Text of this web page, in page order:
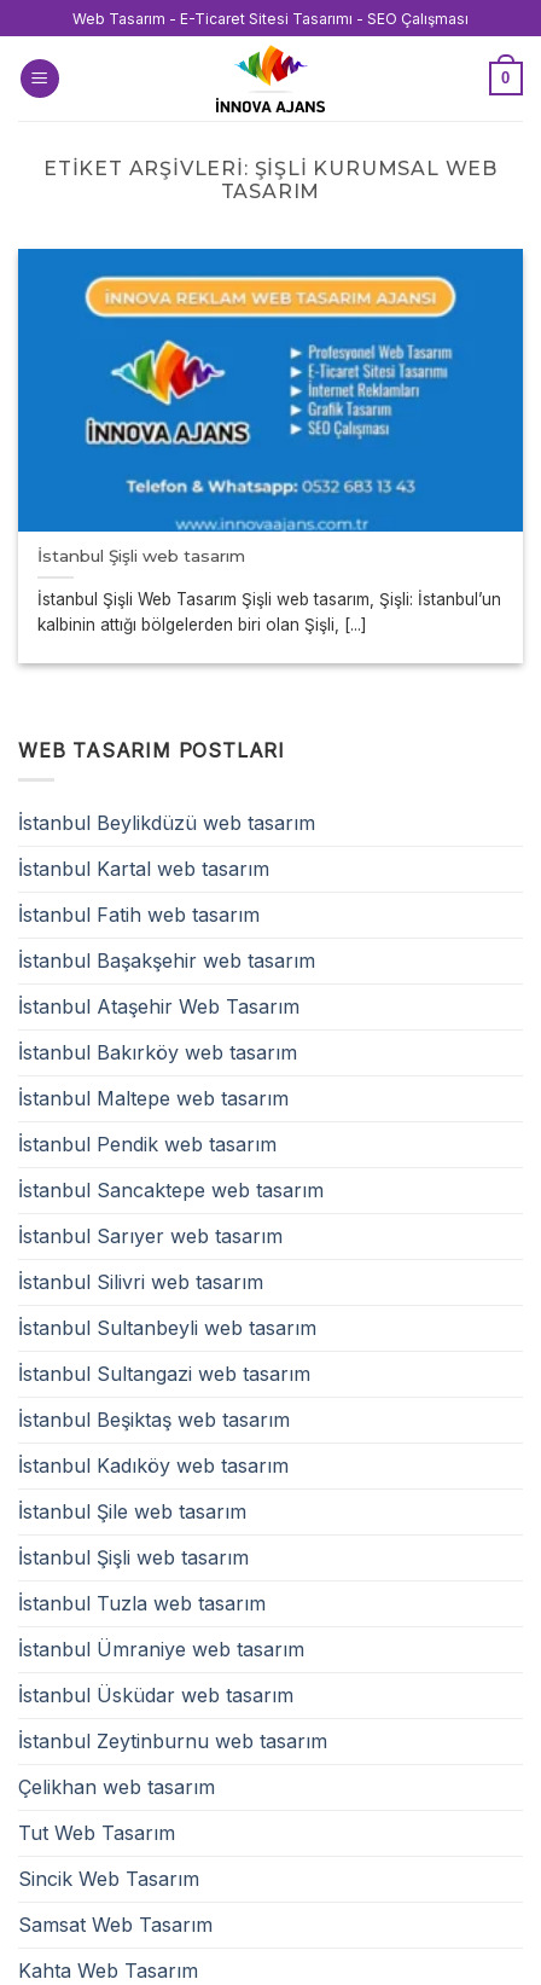
atla
Web Tasarım - E-Ticaret Sitesi Tasarımı - SEO Çalışması
0
ETIKET ARŞIVLERI: ŞIŞLI KURUMSAL WEB
TASARIM
İstanbul Şişli web tasarım
İstanbul Şişli Web Tasarım Şişli web tasarım, Şişli: İstanbul’un
kalbinin attığı bölgelerden biri olan Şişli, [...]
WEB TASARIM POSTLARI
İstanbul Beylikdüzü web tasarım
İstanbul Kartal web tasarım
İstanbul Fatih web tasarım
İstanbul Başakşehir web tasarım
İstanbul Ataşehir Web Tasarım
İstanbul Bakırköy web tasarım
İstanbul Maltepe web tasarım
İstanbul Pendik web tasarım
İstanbul Sancaktepe web tasarım
İstanbul Sarıyer web tasarım
İstanbul Silivri web tasarım
İstanbul Sultanbeyli web tasarım
İstanbul Sultangazi web tasarım
İstanbul Beşiktaş web tasarım
İstanbul Kadıköy web tasarım
İstanbul Şile web tasarım
İstanbul Şişli web tasarım
İstanbul Tuzla web tasarım
İstanbul Ümraniye web tasarım
İstanbul Üsküdar web tasarım
İstanbul Zeytinburnu web tasarım
Çelikhan web tasarım
Tut Web Tasarım
Sincik Web Tasarım
Samsat Web Tasarım
Kahta Web Tasarım